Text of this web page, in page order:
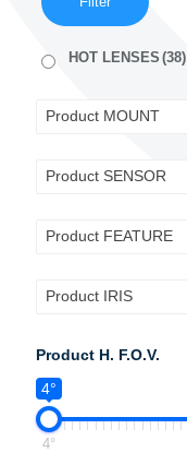
HOT LENSES (38)
Product MOUNT
Product SENSOR
Product FEATURE
Product IRIS
Product H. F.O.V.
4°
4°